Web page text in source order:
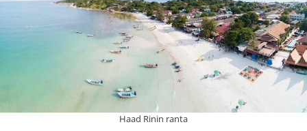
Haad Rinin ranta